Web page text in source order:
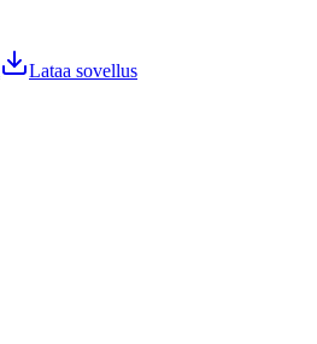
Lataa sovellus